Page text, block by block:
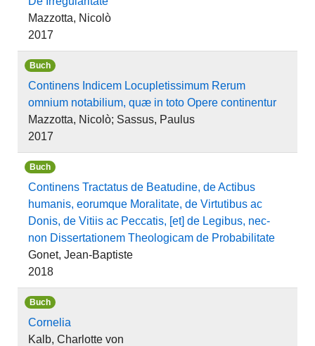
Mazzotta, Nicolò
2017
Buch
Continens Indicem Locupletissimum Rerum
omnium notabilium, quæ in toto Opere continentur
Mazzotta, Nicolò; Sassus, Paulus
2017
Buch
Continens Tractatus de Beatudine, de Actibus
humanis, eorumque Moralitate, de Virtutibus ac
Donis, de Vitiis ac Peccatis, [et] de Legibus, nec-
non Dissertationem Theologicam de Probabilitate
Gonet, Jean-Baptiste
2018
Buch
Cornelia
Kalb, Charlotte von